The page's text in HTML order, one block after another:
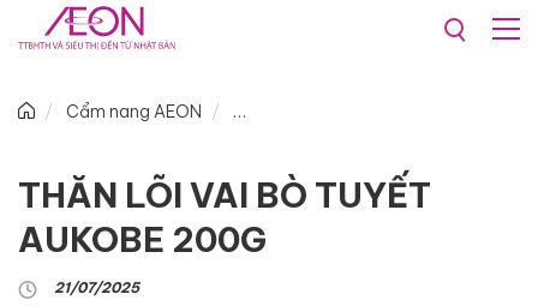
Cẩm nang AEON
THĂN LÕI VAI BÒ TUYẾT
AUKOBE 200G
21/07/2025